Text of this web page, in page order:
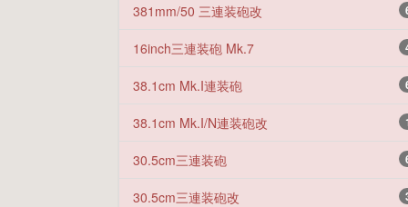
381mm/50 三連装砲改
16inch三連装砲 Mk.7
38.1cm Mk.I連装砲
38.1cm Mk.I/N連装砲改
30.5cm三連装砲
30.5cm三連装砲改